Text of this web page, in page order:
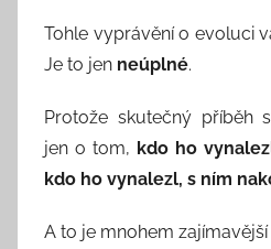
d
i
n
k
Tohle vyprávění o evoluci
Je to jen neúplné.
Protože skutečný příběh
jen o tom, kdo ho
kdo ho vynalezl, s ním
A to je mnohem zajímavější